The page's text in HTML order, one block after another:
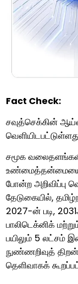
Fact Check:
சவுத்செக்கின்
சமூக
உண்மைத்தன்மையை
போன்ற அறிவிப்பு
தேடுகையில்,
2027-ன் படி,
பாலிடெக்னிக்
பயிலும் 5 லட்சம்
நுண்ணறிவுத் திறன்
தெளிவாகக்